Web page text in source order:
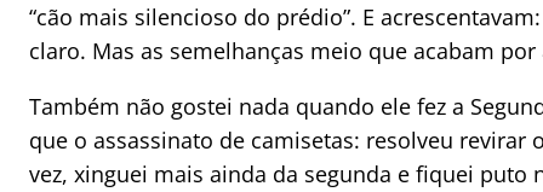
“cão mais silencioso do prédio”. E
claro. Mas as semelhanças meio que acabam por
Também não gostei nada quando ele fez a
que o assassinato de camisetas: resolveu
vez, xinguei mais ainda da segunda e fiquei puto